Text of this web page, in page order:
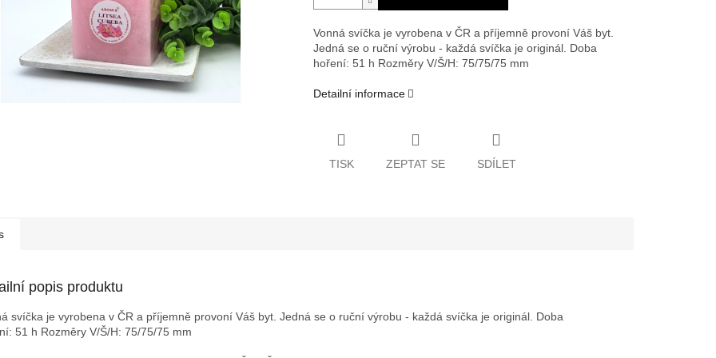
Vonná svíčka je vyrobena v ČR a příjemně provoní Váš byt.
Jedná se o ruční výrobu - každá svíčka je originál. Doba
hoření: 51 h Rozměry V/Š/H: 75/75/75 mm
Detailní informace
TISK ZEPTAT SE SDÍLET
popis produktu
svíčka je vyrobena v ČR a příjemně provoní Váš byt. Jedná se o ruční výrobu - každá svíčka je originál. Doba
51 h Rozměry V/Š/H: 75/75/75 mm